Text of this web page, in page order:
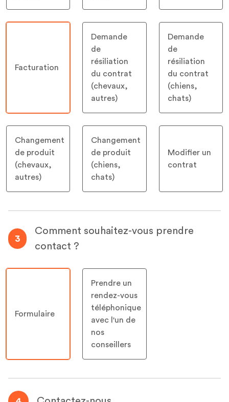
Facturation
Demande
de
résiliation
du contrat
(chevaux,
autres)
Demande
de
résiliation
du contrat
(chiens,
chats)
Changement
de produit
(chevaux,
autres)
Changement
de produit
(chiens,
chats)
Modifier un
contrat
3
Comment souhaitez-vous prendre
contact ?
Formulaire
Prendre un
rendez-vous
téléphonique
avec l'un de
nos
conseillers